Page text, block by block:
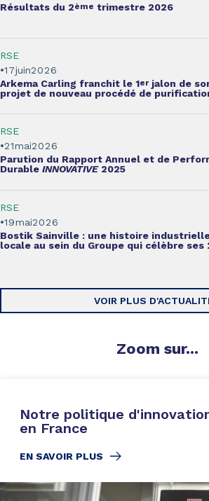
Résultats du 2ème trimestre 2026
juin
17 2026
RSE
Arkema Carling franchit le 1erjalon de
projet de nouveau procédé de
mai
21 2026
RSE
Parution du Rapport Annuel et de
Durable INNOVATIVE2025
mai
19 2026
RSE
Bostik Sainville : une histoire
locale au sein du Groupe qui célèbre ses
VOIR PLUS
Zoom sur...
Notre politique
en France
EN SAVOIR PLUS